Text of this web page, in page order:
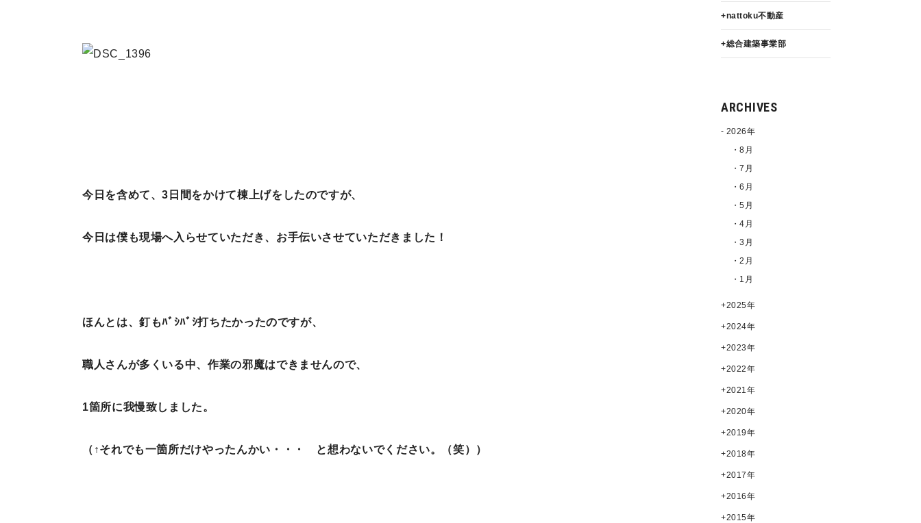
今日を含めて、3日間をかけて棟上げをしたのですが、
今日は僕も現場へ入らせていただき、お手伝いさせていただきました！
ほんとは、釘もﾊﾞｼﾊﾞｼ打ちたかったのですが、
職人さんが多くいる中、作業の邪魔はできませんので、
1箇所に我慢致しました。
（↑それでも一箇所だけやったんかい・・・ と想わないでください。（笑））
nattoku不動産
総合建築事業部
ARCHIVES
2026年
・8月
・7月
・6月
・5月
・4月
・3月
・2月
・1月
2025年
2024年
2023年
2022年
2021年
2020年
2019年
2018年
2017年
2016年
2015年